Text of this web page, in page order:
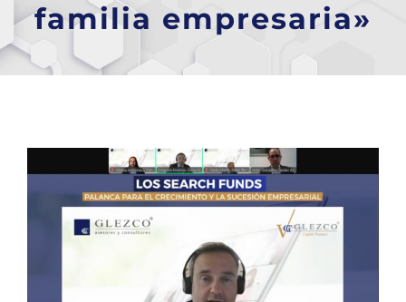
familia empresaria»
imagen